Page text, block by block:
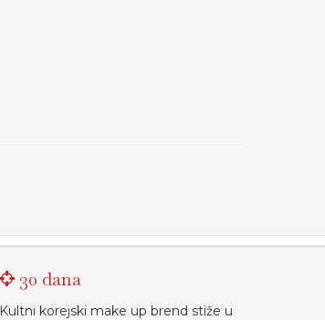
30 dana
Kultni korejski make up brend stiže u